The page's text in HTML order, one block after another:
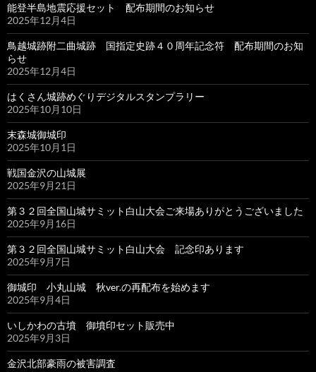
能登半島地震応援セット 配布期間のお知らせ
2025年12月4日
鳥越城跡附二曲城跡 国指定史跡４０周年記念符 配布期間のお知
らせ
2025年12月4日
はくさん城跡めぐりデジタルスタンプラリー
2025年10月10日
末森城御城印
2025年10月1日
戦国金沢の山城展
2025年9月21日
第３２回全国山城サミット白山大会ご来場ありがとうございました
2025年9月16日
第３２回全国山城サミット白山大会 記念印あります
2025年9月7日
御城印 小丸山城 秋ver.の再配布を始めます
2025年9月4日
いしかわの古墳 御墳印セット販売中
2025年9月3日
金沢北部豪雨の被害調査